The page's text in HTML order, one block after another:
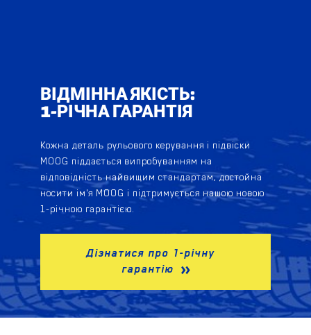
ВІДМІННА ЯКІСТЬ:
1-РІЧНА ГАРАНТІЯ
Кожна деталь рульового керування і підвіски
MOOG піддається випробуванням на
відповідність найвищим стандартам, достойна
носити ім'я MOOG і підтримується нашою новою
1-річною гарантією.
Дізнатися про 1-річну
гарантію